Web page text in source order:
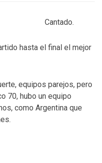
Cantado.
hasta el final el mejor
equipos parejos, pero
70, hubo un equipo
como Argentina que